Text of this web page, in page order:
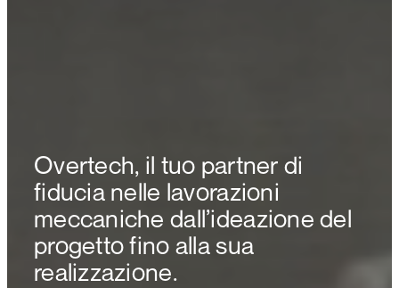
Overtech, il tuo partner di
fiducia nelle lavorazioni
meccaniche dall’ideazione del
progetto fino alla sua
realizzazione.